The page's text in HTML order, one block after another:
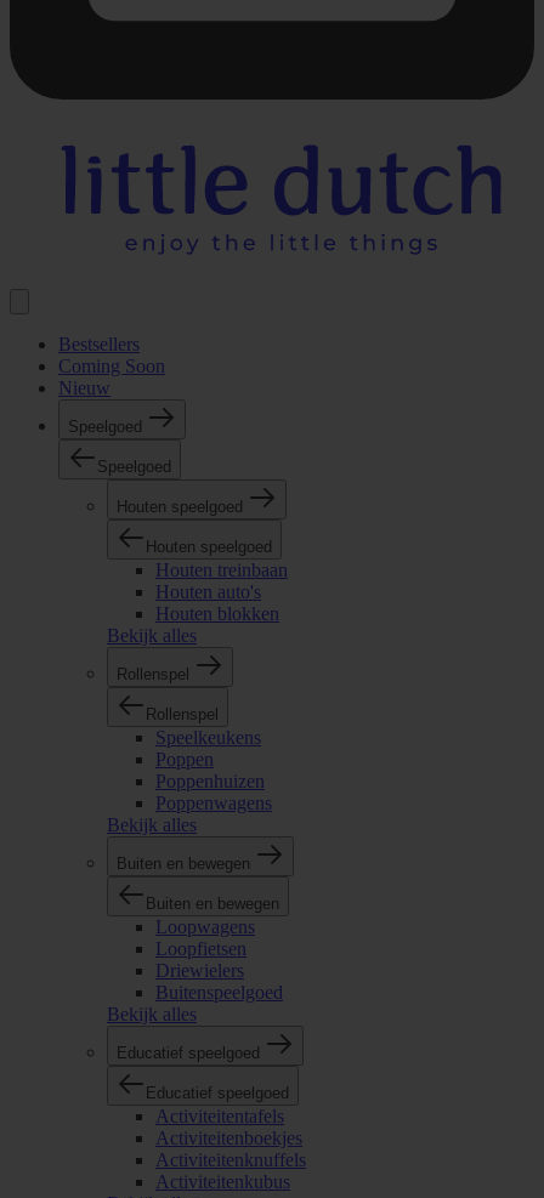
laden...
Bestsellers
Coming Soon
Nieuw
Speelgoed
Speelgoed
Houten speelgoed
Houten speelgoed
Houten treinbaan
Houten auto's
Houten blokken
Bekijk alles
Rollenspel
Rollenspel
Speelkeukens
Poppen
Poppenhuizen
Poppenwagens
Bekijk alles
Buiten en bewegen
Buiten en bewegen
Loopwagens
Loopfietsen
Driewielers
Buitenspeelgoed
Bekijk alles
Educatief speelgoed
Educatief speelgoed
Activiteitentafels
Activiteitenboekjes
Activiteitenknuffels
Activiteitenkubus